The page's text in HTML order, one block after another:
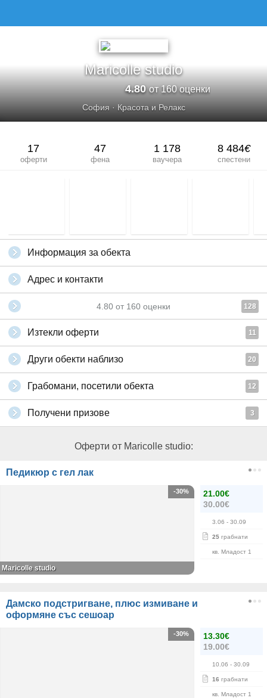
Maricolle studio
4.80от 160 оценки
София· Красота и Релакс
17
оферти
47
фена
1 178
ваучера
8 484€
спестени
Информация за обекта
Адрес и контакти
4.80 от 160 оценки 128
Изтекли оферти 11
Други обекти наблизо 20
Грабомани, посетили обекта 12
Получени призове 3
Оферти от Maricolle studio:
Педикюр с гел лак
21.00€
30.00€
3.06 - 30.09
25 грабнати
кв. Младост 1
-30%
Maricolle studio
Дамско подстригване, плюс измиване и
оформяне със сешоар
13.30€
19.00€
10.06 - 30.09
16 грабнати
кв. Младост 1
-30%